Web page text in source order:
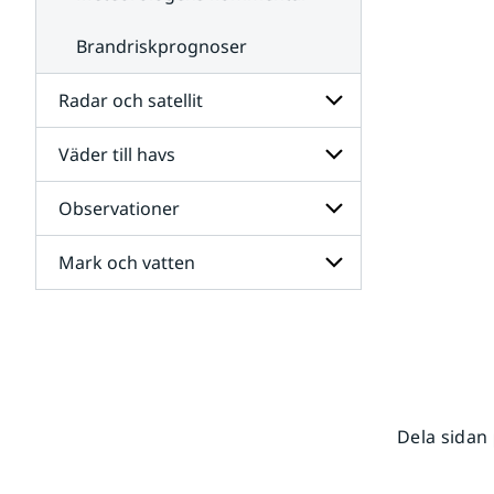
Brandriskprognoser
Radar och satellit
Undersidor
för
Radar
och
satellit
Väder till havs
Undersidor
för
Väder
till
havs
Observationer
Undersidor
för
Mark och vatten
Dela sidan